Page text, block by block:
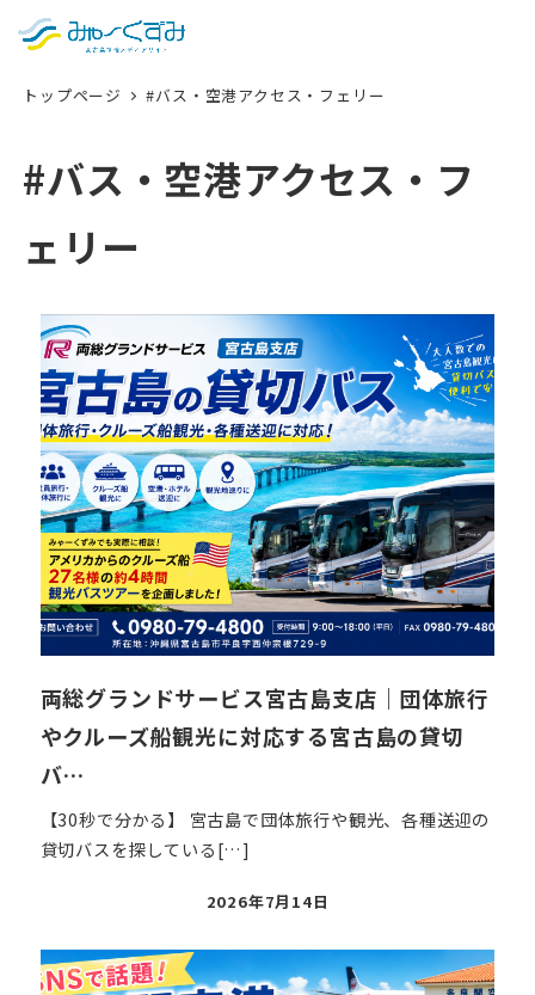
한국어
トップページ #バス・空港アクセス・フェリー
#バス・空港アクセス・フ
ェリー
両総グランドサービス宮古島支店｜団体旅行
やクルーズ船観光に対応する宮古島の貸切
バ…
【30秒で分かる】 宮古島で団体旅行や観光、各種送迎の
貸切バスを探している[…]
投
日
2026年7月14日